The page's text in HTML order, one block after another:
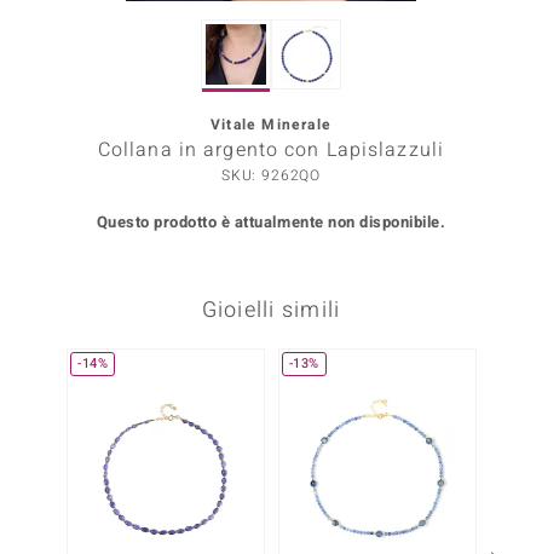
SELECTION
Vitale Minerale
Collana in argento con Lapislazzuli
SKU: 9262QO
Questo prodotto è attualmente non disponibile.
Gioielli simili
-14% -13%